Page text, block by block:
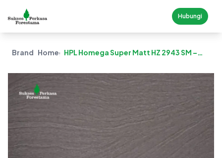
Hubungi
Brand HomegaHPL Homega Super Matt HZ 2943 SM –